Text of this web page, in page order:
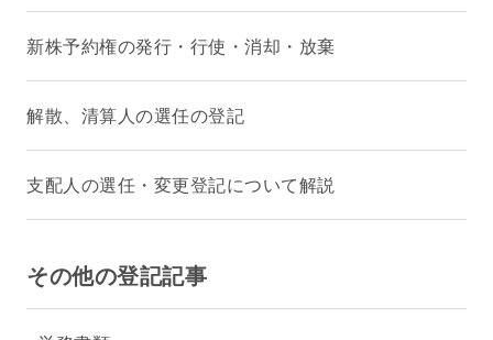
新株予約権の発行・行使・消却・放棄
解散、清算人の選任の登記
支配人の選任・変更登記について解説
その他の登記記事